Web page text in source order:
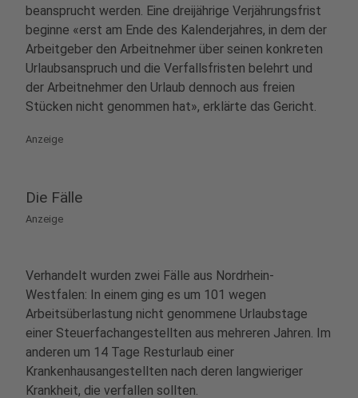
beansprucht werden. Eine dreijährige Verjährungsfrist
beginne «erst am Ende des Kalenderjahres, in dem der
Arbeitgeber den Arbeitnehmer über seinen konkreten
Urlaubsanspruch und die Verfallsfristen belehrt und
der Arbeitnehmer den Urlaub dennoch aus freien
Stücken nicht genommen hat», erklärte das Gericht.
Anzeige
Die Fälle
Anzeige
Verhandelt wurden zwei Fälle aus Nordrhein-
Westfalen: In einem ging es um 101 wegen
Arbeitsüberlastung nicht genommene Urlaubstage
einer Steuerfachangestellten aus mehreren Jahren. Im
anderen um 14 Tage Resturlaub einer
Krankenhausangestellten nach deren langwieriger
Krankheit, die verfallen sollten.